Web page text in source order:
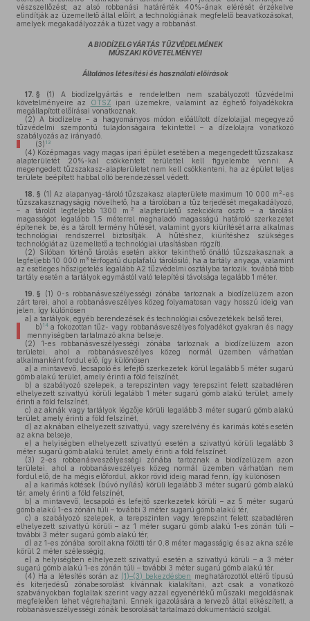
vészszellőzést; az alsó robbanási határérték 40%-ának elérését érzékelve
elindítják az üzemeltető által előírt, a technológiának megfelelő beavatkozásokat,
amelyek megakadályozzák a tüzet vagy a robbanást.
A BIODÍZELGYÁRTÁS TŰZVÉDELMÉNEK
MŰSZAKI KÖVETELMÉNYEI
Általános létesítési és használati előírások
17. § (1) A biodízelgyártás e rendeletben nem szabályozott tűzvédelmi
követelményeire az
OTSZ ipari üzemekre, valamint az éghető folyadékokra
megállapított előírásai vonatkoznak.
(2) A biodízelre – a hagyományos módon előállított dízelolajjal megegyező
tűzvédelmi szempontú tulajdonságaira tekintettel – a dízelolajra vonatkozó
szabályozás az irányadó.
(3) 13
(4) Középmagas vagy magas ipari épület esetében a megengedett tűzszakasz
alapterületét 20%-kal csökkentett területtel kell figyelembe venni. A
megengedett tűzszakasz-alapterületet nem kell csökkenteni, ha az épület teljes
területe beépített habbal oltó berendezéssel védett.
18. § (1) Az alapanyag-tároló tűzszakasz alapterülete maximum 10 000 m2-es
tűzszakasznagyságig növelhető, ha a tárolóban a tűz terjedését megakadályozó,
– a tárolót legfeljebb 1300 m 2
alapterületű szekciókra osztó – a tárolási
magasságot legalább 1,5 méterrel meghaladó magasságú határoló szerkezetet
építenek be, és a tárolt termény hűtését, valamint gyors kiürítését arra alkalmas
technológiai rendszerrel biztosítják. A hűtéshez, kiürítéshez szükséges
technológiát az üzemeltető a technológiai utasításban rögzíti.
(2) Silóban történő tárolás esetén akkor tekinthető önálló tűzszakasznak a
legfeljebb 10 000 m 3térfogatú duplafalú tárolósiló, ha a tartály anyaga, valamint
az esetleges hőszigetelés legalább A2 tűzvédelmi osztályba tartozik, továbbá több
tartály esetén a tartályok egymástól való telepítési távolsága legalább 1 méter.
19. § (1) 0-s robbanásveszélyességi zónába tartoznak a biodízelüzem azon
zárt terei, ahol a robbanásveszélyes közeg folyamatosan vagy hosszú ideig van
jelen, így különösen
a) a tartályok, egyéb berendezések és technológiai csővezetékek belső terei,
b) 14a fokozottan tűz- vagy robbanásveszélyes folyadékot gyakran és nagy
mennyiségben tartalmazó akna belseje.
(2) 1-es robbanásveszélyességi zónába tartoznak a biodízelüzem azon
területei, ahol a robbanásveszélyes közeg normál üzemben várhatóan
alkalmanként fordul elő, így különösen
a) a mintavevő, lecsapoló és lefejtő szerkezetek körül legalább 5 méter sugarú
gömb alakú terület, amely érinti a föld felszínét,
b) a szabályozó szelepek, a terepszinten vagy terepszint felett szabadtéren
elhelyezett szivattyú körüli legalább 1 méter sugarú gömb alakú terület, amely
érinti a föld felszínét,
c) az aknák vagy tartályok légzője körüli legalább 3 méter sugarú gömb alakú
terület, amely érinti a föld felszínét,
d) az aknában elhelyezett szivattyú, vagy szerelvény és karimás kötés esetén
az akna belseje,
e) a helyiségben elhelyezett szivattyú esetén a szivattyú körüli legalább 3
méter sugarú gömb alakú terület, amely érinti a föld felszínét.
(3) 2-es robbanásveszélyességi zónába tartoznak a biodízelüzem azon
területei, ahol a robbanásveszélyes közeg normál üzemben várhatóan nem
fordul elő, de ha mégis előfordul, akkor rövid ideig marad fenn, így különösen
a) a karimás kötések (búvó nyílás) körüli legalább 3 méter sugarú gömb alakú
tér, amely érinti a föld felszínét,
b) a mintavevő, lecsapoló és lefejtő szerkezetek körüli – az 5 méter sugarú
gömb alakú 1-es zónán túli – további 3 méter sugarú gömb alakú tér,
c) a szabályozó szelepek, a terepszinten vagy terepszint felett szabadtéren
elhelyezett szivattyú körüli – az 1 méter sugarú gömb alakú 1-es zónán túli –
további 3 méter sugarú gömb alakú tér,
d) az 1-es zónába sorolt akna fölötti tér 0,8 méter magasságig és az akna széle
körül 2 méter szélességig,
e) a helyiségben elhelyezett szivattyú esetén a szivattyú körüli – a 3 méter
sugarú gömb alakú 1-es zónán túli – további 3 méter sugarú gömb alakú tér.
(4) Ha a létesítés során az (1)–(3) bekezdésben meghatározottól eltérő típusú
és kiterjedésű zónabesorolást kívánnak kialakítani, azt csak a vonatkozó
szabványokban foglaltak szerint vagy azzal egyenértékű műszaki megoldásnak
megfelelően lehet végrehajtani. Ennek igazolására a tervező által elkészített, a
robbanásveszélyességi zónák besorolását tartalmazó dokumentáció szolgál.